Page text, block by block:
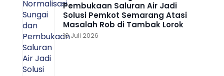
Pembukaan Saluran Air Jadi
Solusi Pemkot Semarang Atasi
Masalah Rob di Tambak Lorok
10 Juli 2026